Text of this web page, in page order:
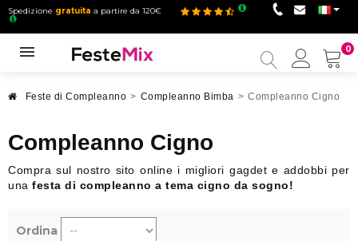
Spedizione gratuita a partire da 120€
0
mio
Feste di Compleanno > Compleanno Bimba > Compleanno Cigno
Compleanno Cigno
Compra sul nostro sito online i migliori gagdet e addobbi per
una festa di compleanno a tema cigno da sogno!
Ordina